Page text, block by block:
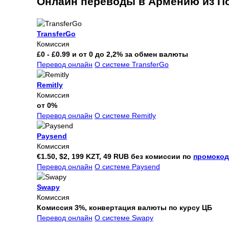
TransferGo
Комиссия
£0 - £0.99 и от 0 до 2,2% за обмен валюты
Перевод онлайн О системе TransferGo
Remitly
Комиссия
от 0%
Перевод онлайн О системе Remitly
Paysend
Комиссия
€1.50, $2, 199 KZT, 49 RUB без комиссии по
Перевод онлайн О системе Paysend
Swapy
Комиссия
Комиссия 3%, конвертация валюты по курсу ЦБ
Перевод онлайн О системе Swapy